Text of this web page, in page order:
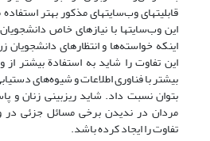
قابلیتهای وب‌سایتهای مذکور بهتر
این وب‌سایتها با نیازهای خاص
اینکه خواسته‌ها و انتظارهای دانشجویان
این تفاوت را شاید به استفادة بیشتر
بیشتر با فناوری اطلاعات و شیوه‌های
بتوان نسبت داد. شاید ریزبینی زنان و
مردان در ندیدن برخی مسائل جزئی در
تفاوت را ایجاد کرده باشد.